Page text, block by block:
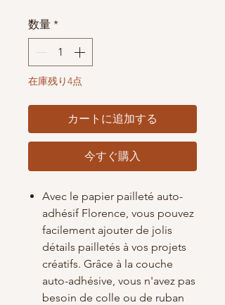
数量 *
在庫残り4点
カートに追加する
今すぐ購入
Avec le papier pailleté auto-
adhésif Florence, vous pouvez
facilement ajouter de jolis
détails pailletés à vos projets
créatifs. Grâce à la couche
auto-adhésive, vous n'avez pas
besoin de colle ou de ruban